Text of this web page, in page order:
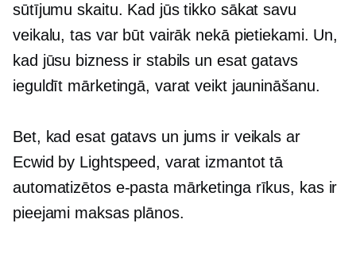
sūtījumu skaitu. Kad jūs tikko sākat savu
veikalu, tas var būt vairāk nekā pietiekami. Un,
kad jūsu bizness ir stabils un esat gatavs
ieguldīt mārketingā, varat veikt jaunināšanu.
Bet, kad esat gatavs un jums ir veikals ar
Ecwid by Lightspeed, varat izmantot tā
automatizētos e-pasta mārketinga rīkus, kas ir
pieejami maksas plānos.